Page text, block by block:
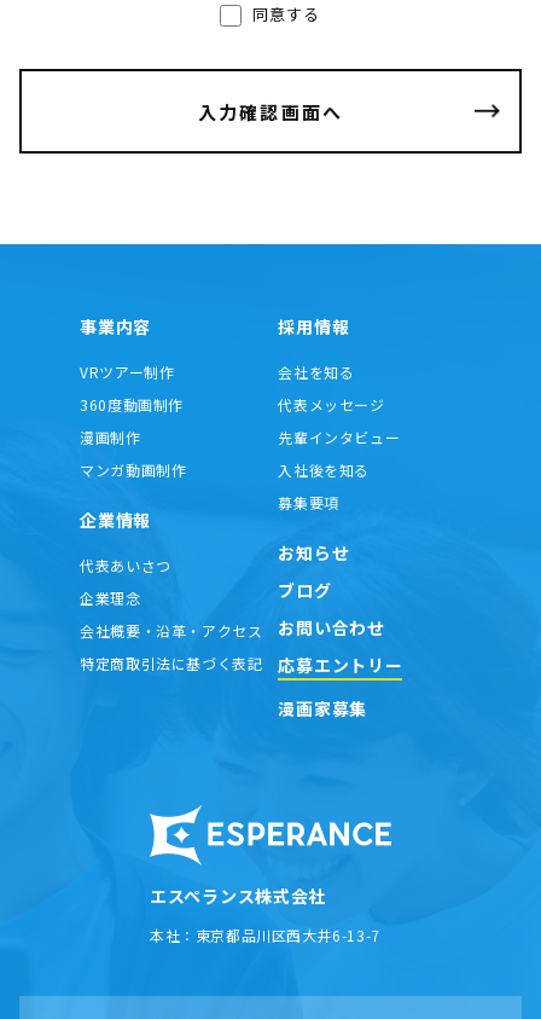
当社では上記の利用目的を遂行するために、お預
ます。個人情報を委託する場合には、十分な個人
情報保護の水準を備える者を選び、指導・管理を
実施し、適切に取扱います。
ご自身の個人情報について利用目的の通知、開
いては任意です。ただし、個人情報をいただけな
出来なくなります。
なお、本人が容易に認識できない方法によって個
人情報を取得することはありません。
東京都日野市栄町
1−21−21ワンズアーク
個人情報保護管理者 兼個人情報保護窓口責任者
同意する
入力確認画面へ
エスペランス株式会社
本社： 東京都品川区西大井6-13-7
事業内容
VRツアー制作
360度動画制作
漫画制作
マンガ動画制作
企業情報
代表あいさつ
企業理念
会社概要・沿革・アクセス
特定商取引法に基づく表記
採用情報
会社を知る
代表メッセージ
先輩インタビュー
入社後を知る
募集要項
お知らせ
ブログ
お問い合わせ
応募エントリー
漫画家募集